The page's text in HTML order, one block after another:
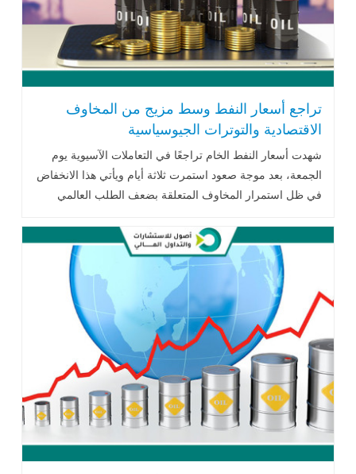
تراجع أسعار النفط وسط مزيج من المخاوف
الاقتصادية والتوترات الجيوسياسية
شهدت أسعار النفط الخام تراجعًا في التعاملات الآسيوية يوم
الجمعة، بعد موجة صعود استمرت ثلاثة أيام ويأتي هذا الانخفاض
في ظل استمرار المخاوف المتعلقة بضعف الطلب العالمي